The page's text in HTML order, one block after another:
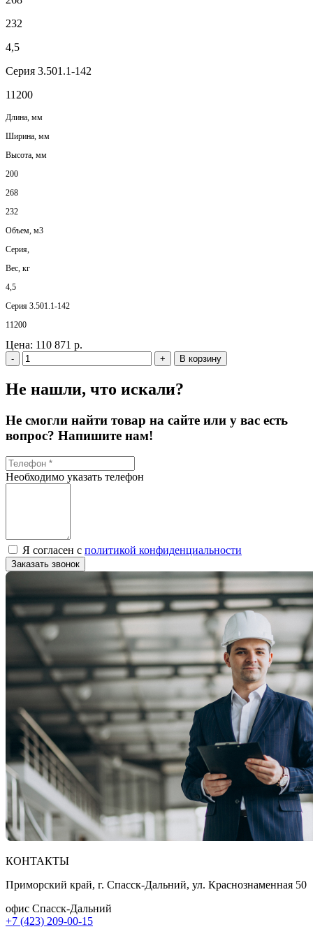
232
4,5
Серия 3.501.1-142
11200
Длина, мм
Ширина, мм
Высота, мм
200
268
232
Объем, м3
Серия,
Вес, кг
4,5
Серия 3.501.1-142
11200
Цена: 110 871 р.
- + В корзину
Не нашли, что искали?
Не смогли найти товар на сайте или у вас есть
вопрос? Напишите нам!
Необходимо указать телефон
Я согласен с политикой конфиденциальности
Заказать звонок
КОНТАКТЫ
Приморский край, г. Спасск-Дальний, ул. Краснознаменная 50
офис Спасск-Дальний
+7 (423) 209-00-15